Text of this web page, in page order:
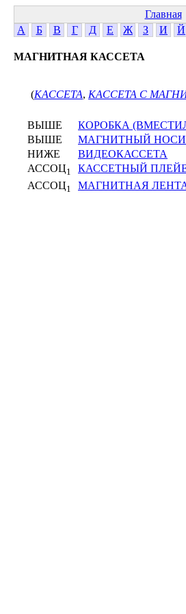
Главная
А
Б В Г Д Е Ж З И Й
МАГНИТНАЯ КАССЕТА
(КАССЕТА, КАССЕТА С
ВЫШЕ
КОРОБКА
ВЫШЕ
МАГНИТНЫЙ
НИЖЕ
ВИДЕОКАССЕТА
АССОЦ1
КАССЕТНЫЙ
АССОЦ1 МАГНИТНАЯ